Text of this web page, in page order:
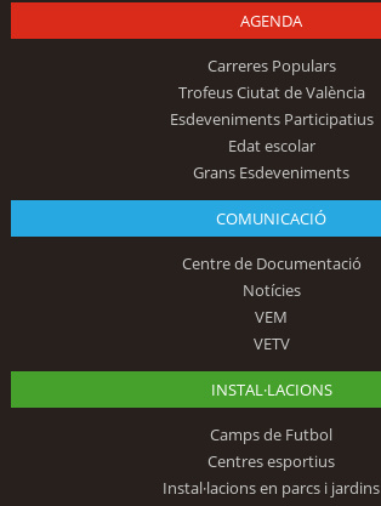
AGENDA
Carreres Populars
Trofeus Ciutat de València
Esdeveniments Participatius
Edat escolar
Grans Esdeveniments
COMUNICACIÓ
Centre de Documentació
Notícies
VEM
VETV
INSTAL·LACIONS
Camps de Futbol
Centres esportius
Instal·lacions en parcs i jardins